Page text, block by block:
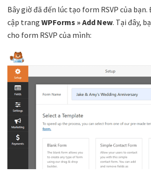
Bây giờ đã đến lúc tạo form RSVP của
cập trang WPForms » Add New. Tại đây,
cho form RSVP của mình: